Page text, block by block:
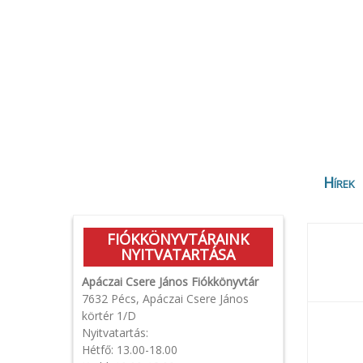
Hírek
FIÓKKÖNYVTÁRAINK
NYITVATARTÁSA
Apáczai Csere János Fiókkönyvtár
7632 Pécs, Apáczai Csere János
körtér 1/D
Nyitvatartás:
Hétfő: 13.00-18.00